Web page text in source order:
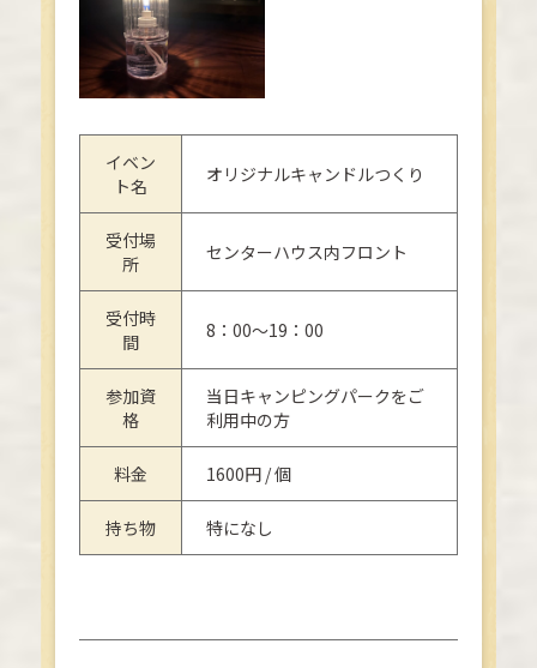
イベン
ト名
オリジナルキャンドルつくり
受付場
所
センターハウス内フロント
受付時
間
8：00～19：00
参加資
格
当日キャンピングパークをご
利用中の方
料金 1600円 / 個
持ち物 特になし